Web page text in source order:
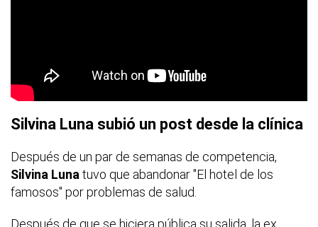
Silvina Luna subió un post desde la clínica
Después de un par de semanas de competencia,
Silvina Lunatuvo que abandonar "El hotel de los
famosos" por problemas de salud.